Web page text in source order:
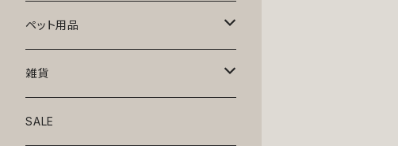
トップス
ニット
アロハ
ボトムス
ワンピース
ペット用品
ベッド
リード・首輪
雑貨
アート
SALE